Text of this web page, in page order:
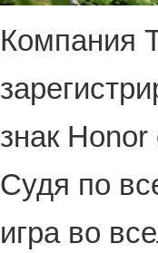
Компания
знак
Судя по
игра во